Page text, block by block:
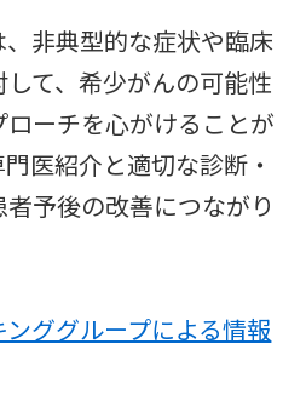
非典型的な症状や臨床
て、希少がんの可能性
ーチを心がけることが
医紹介と適切な診断・
予後の改善につながり
ググループによる情報